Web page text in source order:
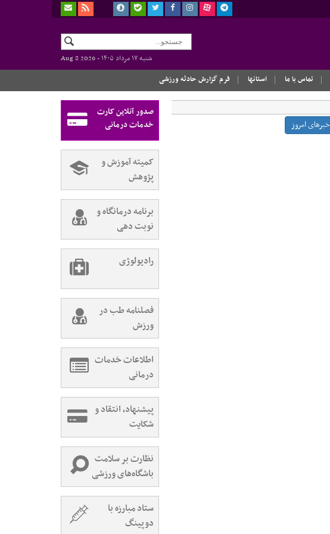
شنبه ۱۷ مرداد ۱۴۰۵ -
Aug 8 2026
تماس با ما استانها فرم گزارش حادثه ورزشی
امروز
صدور آنلاین کارت
خدمات درمانی
کمیته آموزش و
پژوهش
برنامه درمانگاه و
نوبت دهی
رادیولوژی
فصلنامه طب در
ورزش
اطلاعات خدمات
درمانی
پیشنهاد، انتقاد و
شکایت
نظارت بر سلامت
باشگاه‌های ورزشی
ستاد مبارزه با
دوپینگ